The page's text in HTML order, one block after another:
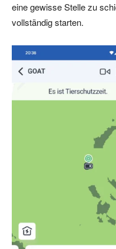
eine gewisse Stelle zu
vollständig starten.